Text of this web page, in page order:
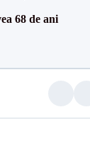
68 de ani